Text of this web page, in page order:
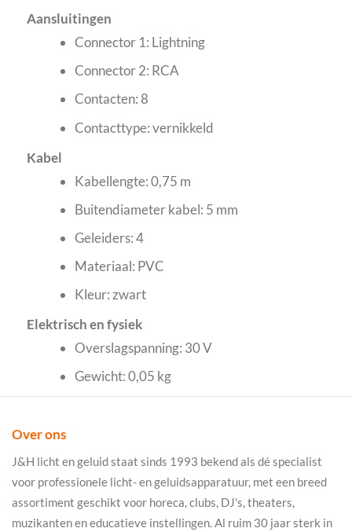
Aansluitingen
Connector 1: Lightning
Connector 2: RCA
Contacten: 8
Contacttype: vernikkeld
Kabel
Kabellengte: 0,75 m
Buitendiameter kabel: 5 mm
Geleiders: 4
Materiaal: PVC
Kleur: zwart
Elektrisch en fysiek
Overslagspanning: 30 V
Gewicht: 0,05 kg
Over ons
J&H licht en geluid staat sinds 1993 bekend als dé specialist
voor professionele licht- en geluidsapparatuur, met een breed
assortiment geschikt voor horeca, clubs, DJ's, theaters,
muzikanten en educatieve instellingen. Al ruim 30 jaar sterk in